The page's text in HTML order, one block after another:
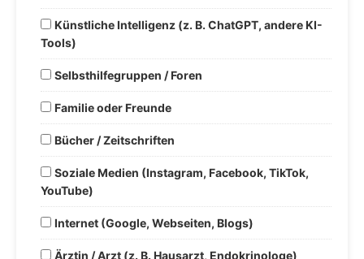
Künstliche Intelligenz (z. B. ChatGPT, andere KI-
Tools)
Selbsthilfegruppen / Foren
Familie oder Freunde
Bücher / Zeitschriften
Soziale Medien (Instagram, Facebook, TikTok,
YouTube)
Internet (Google, Webseiten, Blogs)
Ärztin / Arzt (z. B. Hausarzt, Endokrinologe)